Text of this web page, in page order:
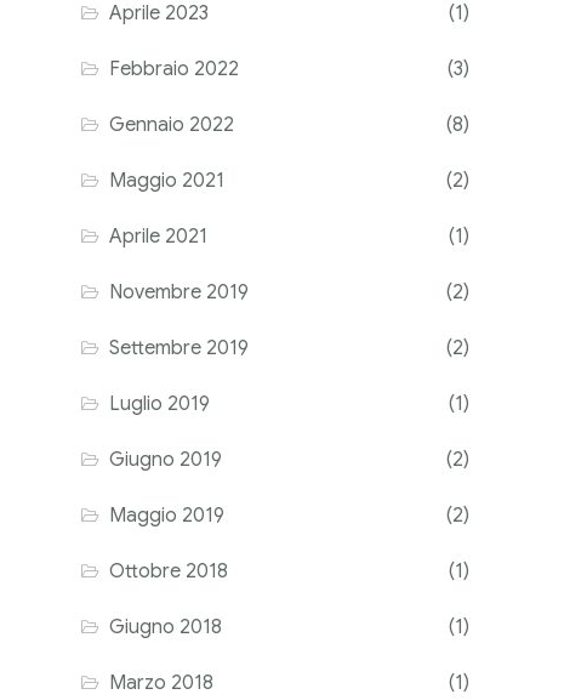
Aprile 2023 (1)
Febbraio 2022 (3)
Gennaio 2022 (8)
Maggio 2021 (2)
Aprile 2021 (1)
Novembre 2019 (2)
Settembre 2019 (2)
Luglio 2019 (1)
Giugno 2019 (2)
Maggio 2019 (2)
Ottobre 2018 (1)
Giugno 2018 (1)
Marzo 2018 (1)